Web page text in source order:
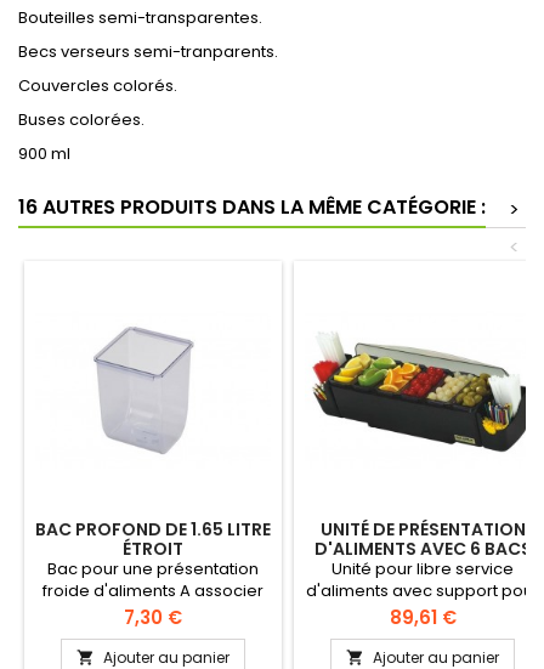
Bouteilles semi-transparentes.
Becs verseurs semi-tranparents.
Couvercles colorés.
Buses colorées.
900 ml
16 AUTRES PRODUITS DANS LA MÊME CATÉGORIE :
>
<
BAC PROFOND DE 1.65 LITRE
ÉTROIT
Bac pour une présentation
froide d'aliments A associer
avec des unités Domes ou en
isolé
Prix
7,30 €
 Ajouter au panier
UNITÉ DE PRÉSENTATION
D'ALIMENTS AVEC 6 BACS
ET SUPPORT PAILLES
Unité pour libre service
d'aliments avec support pour
les pailles Longueur 592 mm
Livrée complète Volume maxi
3.3 litres
Prix
89,61 €
 Ajouter au panier